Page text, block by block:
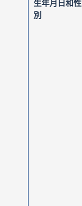
生年月日和性
別